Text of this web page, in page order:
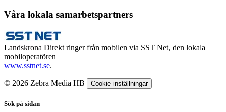
Våra lokala samarbetspartners
Landskrona Direkt ringer från mobilen via SST Net, den lokala
mobiloperatören
www.sstnet.se.
© 2026 Zebra Media HB Cookie inställningar
Sök på sidan